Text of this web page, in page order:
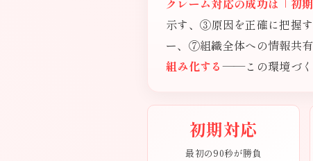
クレーム対応の成功は「初
示す、③原因を正確に把握
ー、⑦組織全体への情報共
組み化する——この環境づく
初期対応
最初の90秒が勝負